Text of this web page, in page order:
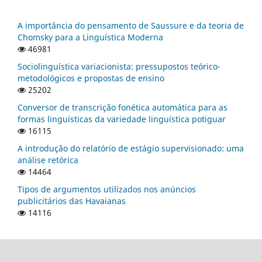
A importância do pensamento de Saussure e da teoria de
Chomsky para a Linguística Moderna
46981
Sociolinguística variacionista: pressupostos teórico-
metodológicos e propostas de ensino
25202
Conversor de transcrição fonética automática para as
formas linguísticas da variedade linguística potiguar
16115
A introdução do relatório de estágio supervisionado: uma
análise retórica
14464
Tipos de argumentos utilizados nos anúncios
publicitários das Havaianas
14116